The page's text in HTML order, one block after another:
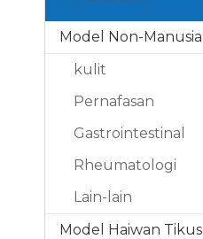
kulit
Pernafasan
Gastrointestinal
Rheumatologi
Lain-lain
Model Haiwan Tikus